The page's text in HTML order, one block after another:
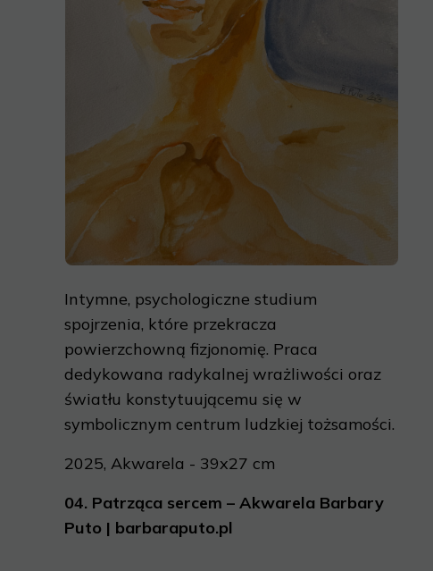
Intymne, psychologiczne studium
spojrzenia, które przekracza
powierzchowną fizjonomię. Praca
dedykowana radykalnej wrażliwości oraz
światłu konstytuującemu się w
symbolicznym centrum ludzkiej tożsamości.
2025, Akwarela - 39x27 cm
04. Patrząca sercem – Akwarela Barbary
Puto | barbaraputo.pl